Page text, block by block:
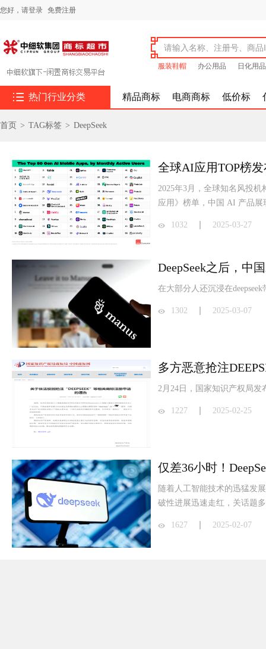
您好， 请登录 免费注册
服装鞋帽 办公用品 日化用品
 热门行业分类 精品商标 电商商标 低价标
首页 > TAG标签 > DeepSeek
2025年3月，全球知名风投机
应用》榜单，中国 AI 产品
1032 2025-03-27
DeepSeek之后，中
在大部分人还沉浸在
1302 2025-03-07
多方恶意抢注
2月24日，国家知识产权局发
1227 2025-02-25
仅差36小时！
随着人工智能技术的迅猛发
破性进展迅速走红，关话题
1627 2025-02-07